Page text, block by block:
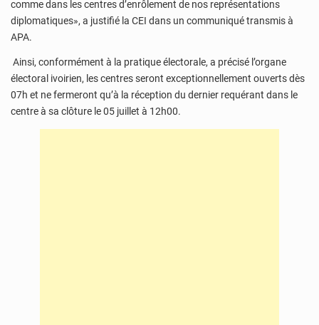
comme dans les centres d’enrôlement de nos représentations
diplomatiques», a justifié la CEI dans un communiqué transmis à
APA.
Ainsi, conformément à la pratique électorale, a précisé l’organe
électoral ivoirien, les centres seront exceptionnellement ouverts dès
07h et ne fermeront qu’à la réception du dernier requérant dans le
centre à sa clôture le 05 juillet à 12h00.